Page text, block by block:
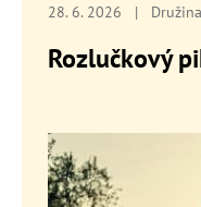
28. 6. 2026 | Družina
Rozlučkový